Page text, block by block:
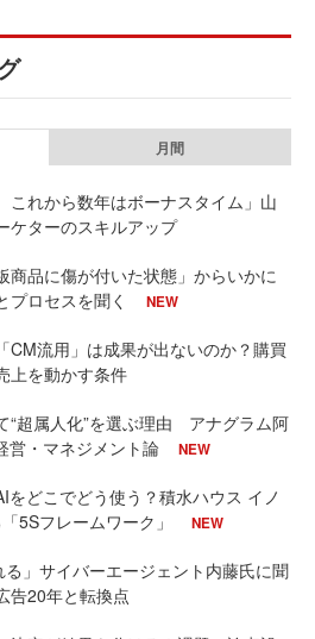
月間
これから数年はボーナスタイム」山
ケターのスキルアップ
商品に傷が付いた状態」からいかに
プロセスを聞く
NEW
CM流用」は成果が出ないのか？購買
上を動かす条件
“超属人化”を選ぶ理由 アナグラム阿
営・マネジメント論
NEW
をどこでどう使う？積水ハウス イノ
5Sフレームワーク」
NEW
る」サイバーエージェント内藤氏に聞
告20年と転換点